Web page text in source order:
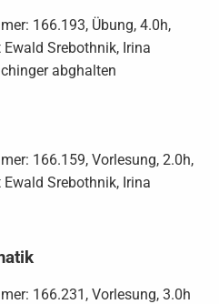
166.193, Übung, 4.0h,
Srebothnik, Irina
abghalten
166.159, Vorlesung, 2.0h,
Srebothnik, Irina
166.231, Vorlesung, 3.0h